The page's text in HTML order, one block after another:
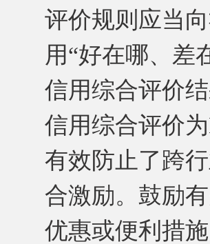
评价规则应当
用“好在哪、差
信用综合评价
信用综合评价
有效防止了跨
合激励。鼓励
优惠或便利措